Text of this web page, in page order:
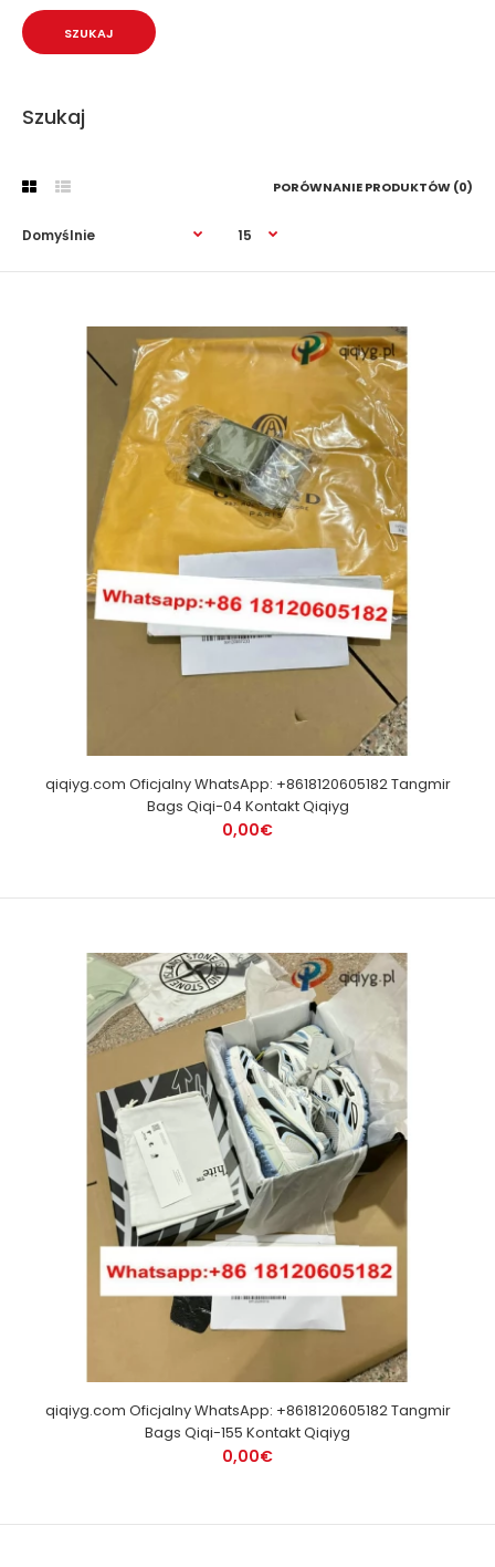
Szukaj
PORÓWNANIE PRODUKTÓW (0)
qiqiyg.com Oficjalny WhatsApp: +8618120605182 Tangmir
Bags Qiqi-04 Kontakt Qiqiyg
0,00€
qiqiyg.com Oficjalny WhatsApp: +8618120605182 Tangmir
Bags Qiqi-155 Kontakt Qiqiyg
0,00€